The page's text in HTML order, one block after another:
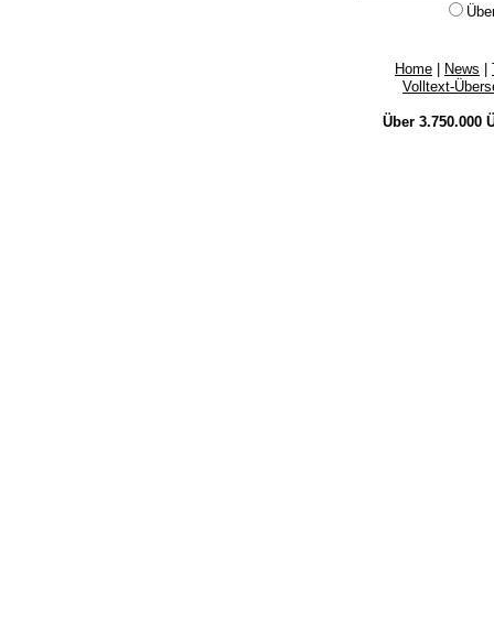
Home News
Volltext-
Über 3.750.000